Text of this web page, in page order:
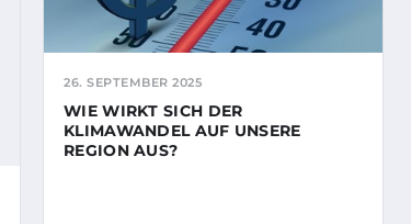
26. SEPTEMBER 2025
WIE WIRKT SICH DER
KLIMAWANDEL AUF UNSERE
REGION AUS?